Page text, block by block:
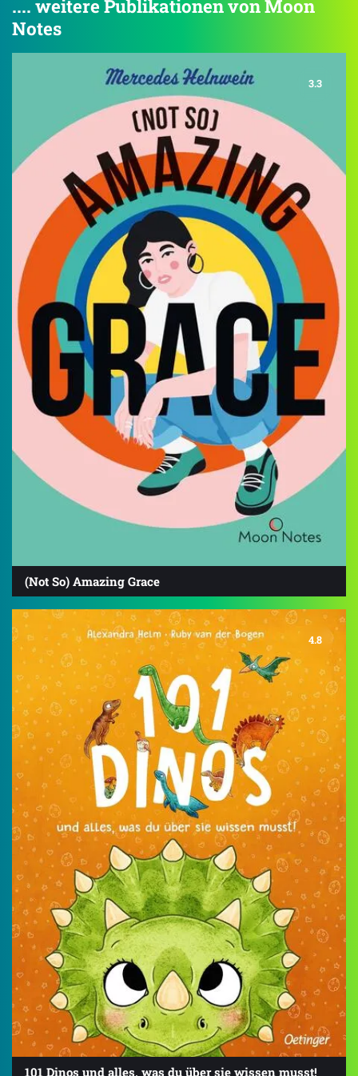
.... weitere Publikationen von Moon
Notes
3.3
(Not So) Amazing Grace
4.8
101 Dinos und alles, was du über sie wissen musst!